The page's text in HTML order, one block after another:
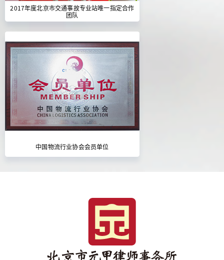
2017年度北京市交通事故专业站唯一指定合作
团队
中国物流行业协会会员单位